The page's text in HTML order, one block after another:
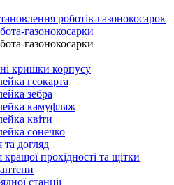
роботів-газонокосарок
газонокосарки
газонокосарки
кришки корпусу
геокарта
зебра
камуфляж
квіти
сонечко
та догляд
кращої прохідності та щітки
станції